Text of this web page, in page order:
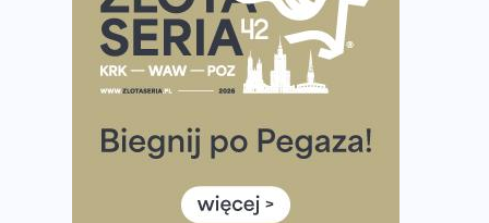
półmaratonem
Już w tę sobotę 35. Bieg Powstania Warszawskiego.
Wystartuje rekordowa liczba uczestników
poradnik przed startem
Ile razy w tygodniu biegać? 3 treningi wystarczą? Jak
często biegać, żeby robić postępy